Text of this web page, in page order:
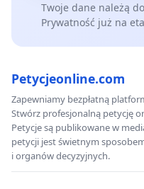
Twoje dane należą
Prywatność już na
Petycjeonline.com
Zapewniamy bezpłatną
Stwórz profesjonalną petycję
Petycje są publikowane w
petycji jest świetnym
i organów decyzyjnych.